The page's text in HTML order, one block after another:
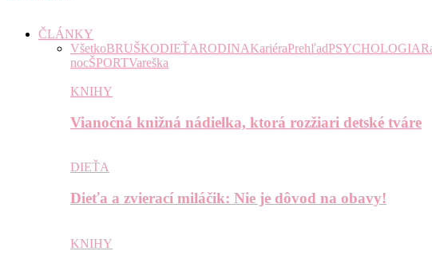
ČLÁNKY
VšetkoBRUŠKODIEŤARODINAKariéraPrehľadPSYCHOLOGIA
nocŠPORTVareška
KNIHY
Vianočná knižná nádielka, ktorá rozžiari detské tváre
DIEŤA
Dieťa a zvierací miláčik: Nie je dôvod na obavy!
KNIHY